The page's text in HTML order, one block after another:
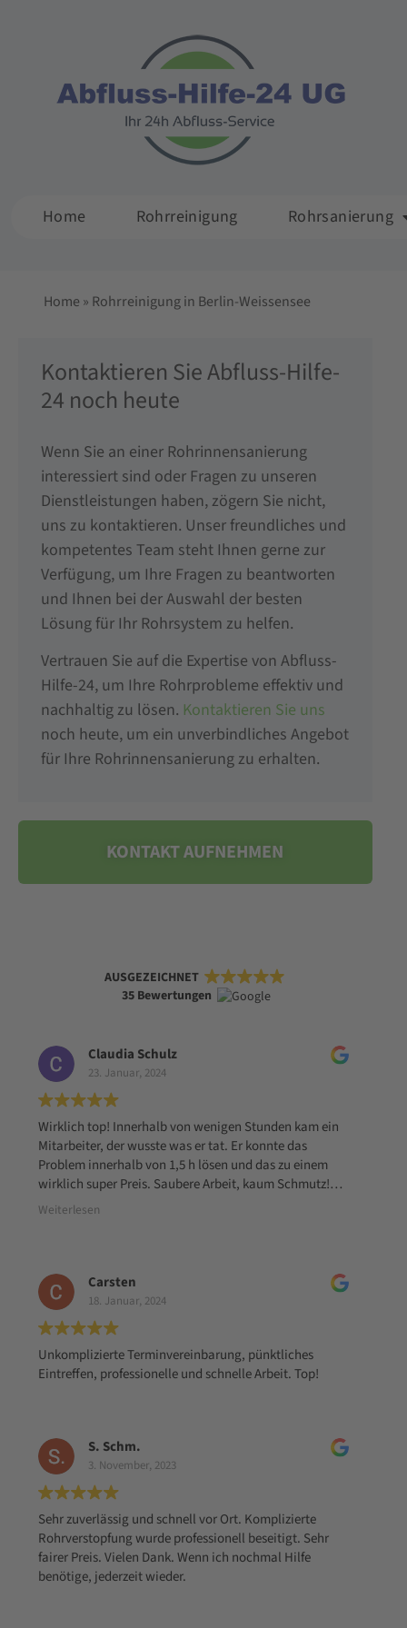
Home Rohrreinigung Rohrsanierung
Home » Rohrreinigung in Berlin-Weissensee
Kontaktieren Sie Abfluss-Hilfe-
24 noch heute
Wenn Sie an einer Rohrinnensanierung
interessiert sind oder Fragen zu unseren
Dienstleistungen haben, zögern Sie nicht,
uns zu kontaktieren. Unser freundliches und
kompetentes Team steht Ihnen gerne zur
Verfügung, um Ihre Fragen zu beantworten
und Ihnen bei der Auswahl der besten
Lösung für Ihr Rohrsystem zu helfen.
Vertrauen Sie auf die Expertise von Abfluss-
Hilfe-24, um Ihre Rohrprobleme effektiv und
nachhaltig zu lösen. Kontaktieren Sie uns
noch heute, um ein unverbindliches Angebot
für Ihre Rohrinnensanierung zu erhalten.
KONTAKT AUFNEHMEN
AUSGEZEICHNET
35 Bewertungen
Claudia Schulz
23. Januar, 2024
Wirklich top! Innerhalb von wenigen Stunden kam ein
Mitarbeiter, der wusste was er tat. Er konnte das
Problem innerhalb von 1,5 h lösen und das zu einem
wirklich super Preis. Saubere Arbeit, kaum Schmutz!
Zuvor war eine andere Firma vor Ort gewesen, die die
Klare Empfehlung, wenn man einen guten
Handwerkerservice braucht zu fairen Preisen ohne
Abzocke.
Weiterlesen
Carsten
18. Januar, 2024
Unkomplizierte Terminvereinbarung, pünktliches
Eintreffen, professionelle und schnelle Arbeit. Top!
S. Schm.
3. November, 2023
Sehr zuverlässig und schnell vor Ort. Komplizierte
Rohrverstopfung wurde professionell beseitigt. Sehr
fairer Preis. Vielen Dank. Wenn ich nochmal Hilfe
benötige, jederzeit wieder.